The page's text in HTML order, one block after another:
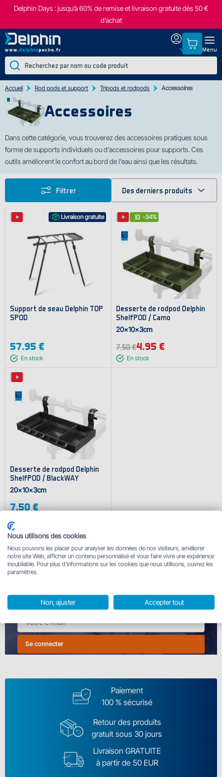
Delphin Days : jusqu’à 60% de remise et livraison gratuite dès 50 €
d’achat
Menu
Accueil Rod pods et support Tripods et rodpods Accessoires
Accessoires
Dans cette catégorie, vous trouverez des accessoires pratiques sous
forme de supports individuels ou d'accessoires pour supports. Ces
outils améliorent le confort au bord de l'eau ainsi que les résultats.
Filtrer Des derniers produits
Livraison gratuite
Support de seau Delphin TOP
SPOD
57.95 €
En stock
-34%
Desserte de rodpod Delphin
ShelfPOD / Camo
20x10x3cm
7.50 €4.95 €
En stock
Desserte de rodpod Delphin
ShelfPOD / BlackWAY
20x10x3cm
7.50 €
INSCRIVEZ-VOUS À NOTRE NEWSLETTER
10%.
Se connecter
Paiement
100 % sécurisé
Retour des produits
gratuit sous 30 jours
Livraison GRATUITE
à partir de 50 EUR
Nous utilisons des cookies
Nous pouvons les placer pour analyser les données de nos visiteurs, améliorer
notre site Web, afficher un contenu personnalisé et vous faire vivre une expérience
inoubliable. Pour plus d'informations sur les cookies que nous utilisons, ouvrez les
paramètres.
Non, ajuster Accepter tout